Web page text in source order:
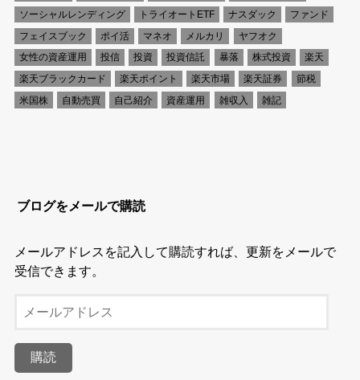
ソーシャルレンディング
トライオートETF ナスダック
ファンド
フェイスブック
ポイ活 マネオ メルカリ
ヤフオク
女性の資産運用
投信 投資 投資信託 暴落 株式投資
楽天
楽天ブラックカード
楽天ポイント 楽天市場 楽天証券
節税
米国株
自動売買 自己紹介 資産運用 雑収入 雑記
ブログをメールで購読
メールアドレスを記入して購読すれば、更新をメールで
受信できます。
ー
ル
購読